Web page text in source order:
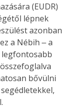
(EUDR)
lépnek
azonban
a Nébih ‒ a
bővülni